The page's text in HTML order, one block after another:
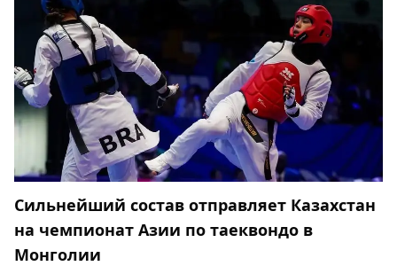
Сильнейший состав отправляет Казахстан
на чемпионат Азии по таеквондо в
Монголии